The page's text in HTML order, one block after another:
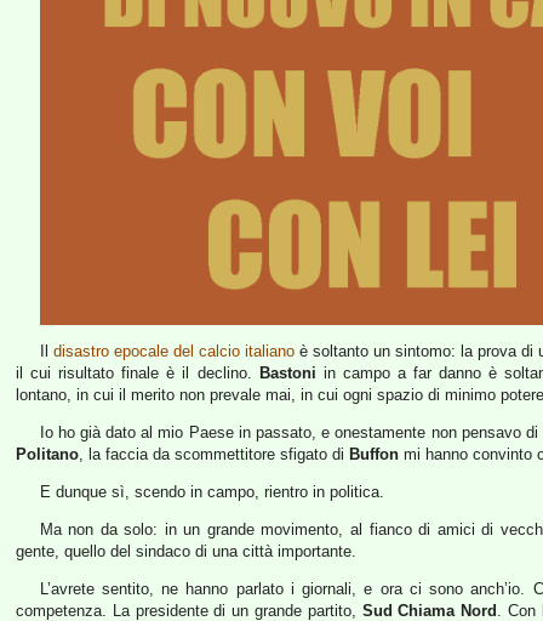
disastro epocale del calcio italianoè soltanto un sintomo: la prova di
il cui risultato finale è il declino. Bastoni in campo a far danno è
lontano, in cui il merito non prevale mai, in cui ogni spazio di minimo
Io ho già dato al mio Paese in passato, e onestamente non pensavo
Politano, la faccia da scommettitore sfigato di Buffon mi hanno convinto
E dunque sì, scendo in campo, rientro in politica.
Ma non da solo: in un grande movimento, al fianco di amici di
gente, quello del sindaco di una città importante.
L’avrete sentito, ne hanno parlato i giornali, e ora ci sono anch’io.
competenza. La presidente di un grande partito, Sud Chiama Nord . Con